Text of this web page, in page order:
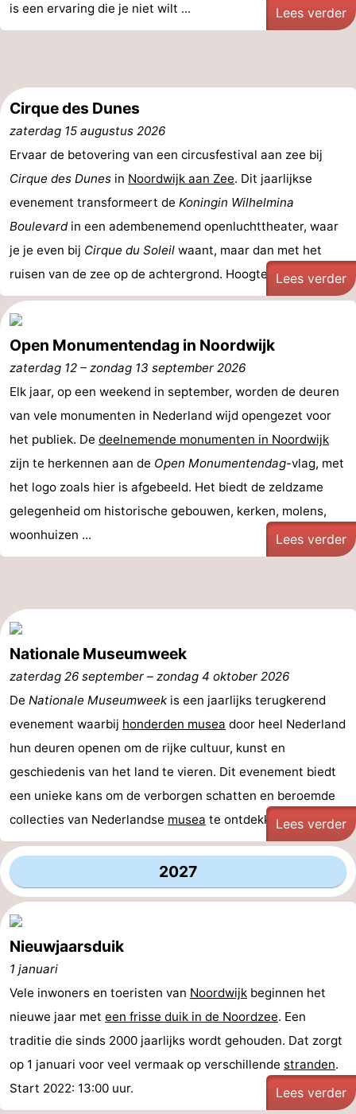
&
Natuur
-
Zwembaden
-
Fietsen
-
Wandelen
-
Paardrijden
-
Golfbanen
-
Surfen
Eten
en
drinken
Evenementen
Praktisch
Forum
Route
Parkeren
Reisboekenwinkel
Noord-
Natuur
Schoorlse
Duinen
-
Bergen
aan
Zee
-
Bergen
-
Alkmaar
-
Egmond
aan
Zee
-
Noordhollands
duinreservaat
-
Wijk
aan
Zee
-
Natuur
Zuid-
Kennermerland
-
Amsterdam
-
Haarlem
-
is een ervaring die je niet wilt ...
Lees verder
Cirque des Dunes
zaterdag 15 augustus 2026
Ervaar de betovering van een circusfestival aan zee bij
Cirque des Dunes in Noordwijk aan Zee. Dit jaarlijkse
evenement transformeert de Koningin Wilhelmina
Boulevardin een adembenemend openluchttheater, waar
je je even bij Cirque du Soleil waant, maar dan met het
ruisen van de zee op de achtergrond. Hoogtepunten van ...
Lees verder
Open Monumentendag in Noordwijk
zaterdag 12 – zondag 13 september 2026
Elk jaar, op een weekend in september, worden de deuren
van vele monumenten in Nederland wijd opengezet voor
het publiek. De deelnemende monumenten in Noordwijk
zijn te herkennen aan de Open Monumentendag-vlag, met
het logo zoals hier is afgebeeld. Het biedt de zeldzame
gelegenheid om historische gebouwen, kerken, molens,
woonhuizen ...
Lees verder
Nationale Museumweek
zaterdag 26 september – zondag 4 oktober 2026
De Nationale Museumweek is een jaarlijks terugkerend
evenement waarbij honderden musea door heel Nederland
hun deuren openen om de rijke cultuur, kunst en
geschiedenis van het land te vieren. Dit evenement biedt
een unieke kans om de verborgen schatten en beroemde
collecties van Nederlandse musea te ontdekken. Van ...
Lees verder
2027
Nieuwjaarsduik
1 januari
Vele inwoners en toeristen van Noordwijk beginnen het
nieuwe jaar met een frisse duik in de Noordzee. Een
traditie die sinds 2000 jaarlijks wordt gehouden. Dat zorgt
op 1 januari voor veel vermaak op verschillende stranden.
Start 2022: 13:00 uur.
Lees verder